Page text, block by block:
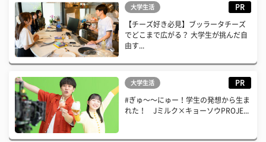
大学生活 PR
【チーズ好き必見】ブッラータチーズ
でどこまで広がる？ 大学生が挑んだ自
由す...
大学生活 PR
#ぎゅ〜〜にゅー！学生の発想から生ま
れた！ Jミルク×キョーソウPROJE...